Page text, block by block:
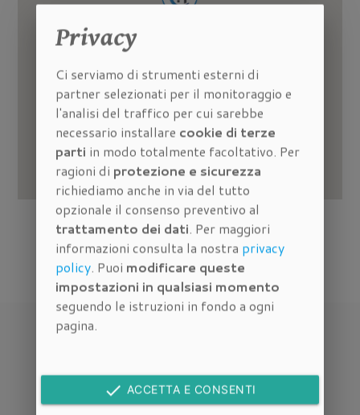
RICHIEDI INFORMAZIONI
Privacy
Ci serviamo di strumenti esterni di
partner selezionati per il monitoraggio e
l'analisi del traffico per cui sarebbe
necessario installare cookie di terze
parti in modo totalmente facoltativo. Per
ragioni di protezione e sicurezza
richiediamo anche in via del tutto
opzionale il consenso preventivo al
trattamento dei dati. Per maggiori
informazioni consulta la nostra privacy
policy. Puoi modificare queste
impostazioni in qualsiasi momento
seguendo le istruzioni in fondo a ogni
pagina.
done ACCETTA E CONSENTI